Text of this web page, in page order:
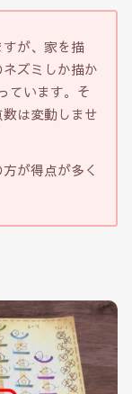
が、家を描
ズミしか描か
ています。そ
は変動しませ
が得点が多く